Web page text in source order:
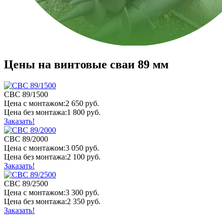
Цены на винтовые сваи 89 мм
СВС 89/1500
Цена с монтажом:2 650 руб.
Цена без монтажа:1 800 руб.
Заказать!
СВС 89/2000
Цена с монтажом:3 050 руб.
Цена без монтажа:2 100 руб.
Заказать!
СВС 89/2500
Цена с монтажом:3 300 руб.
Цена без монтажа:2 350 руб.
Заказать!